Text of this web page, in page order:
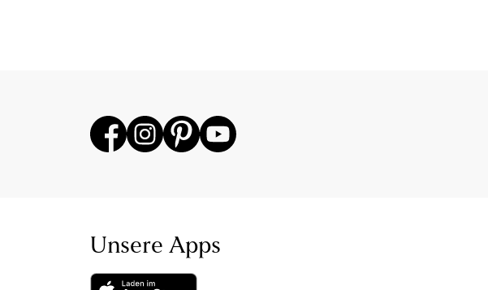
Unsere Apps